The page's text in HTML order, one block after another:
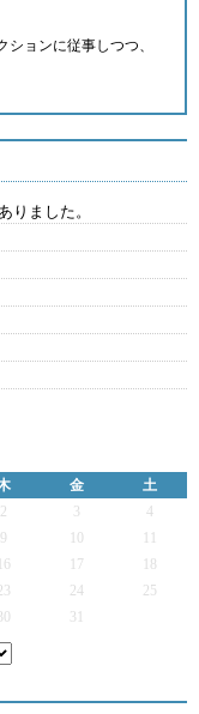
ションに従事しつつ、
りました。
金
土
2 3
4
9
16 17
24
25
31